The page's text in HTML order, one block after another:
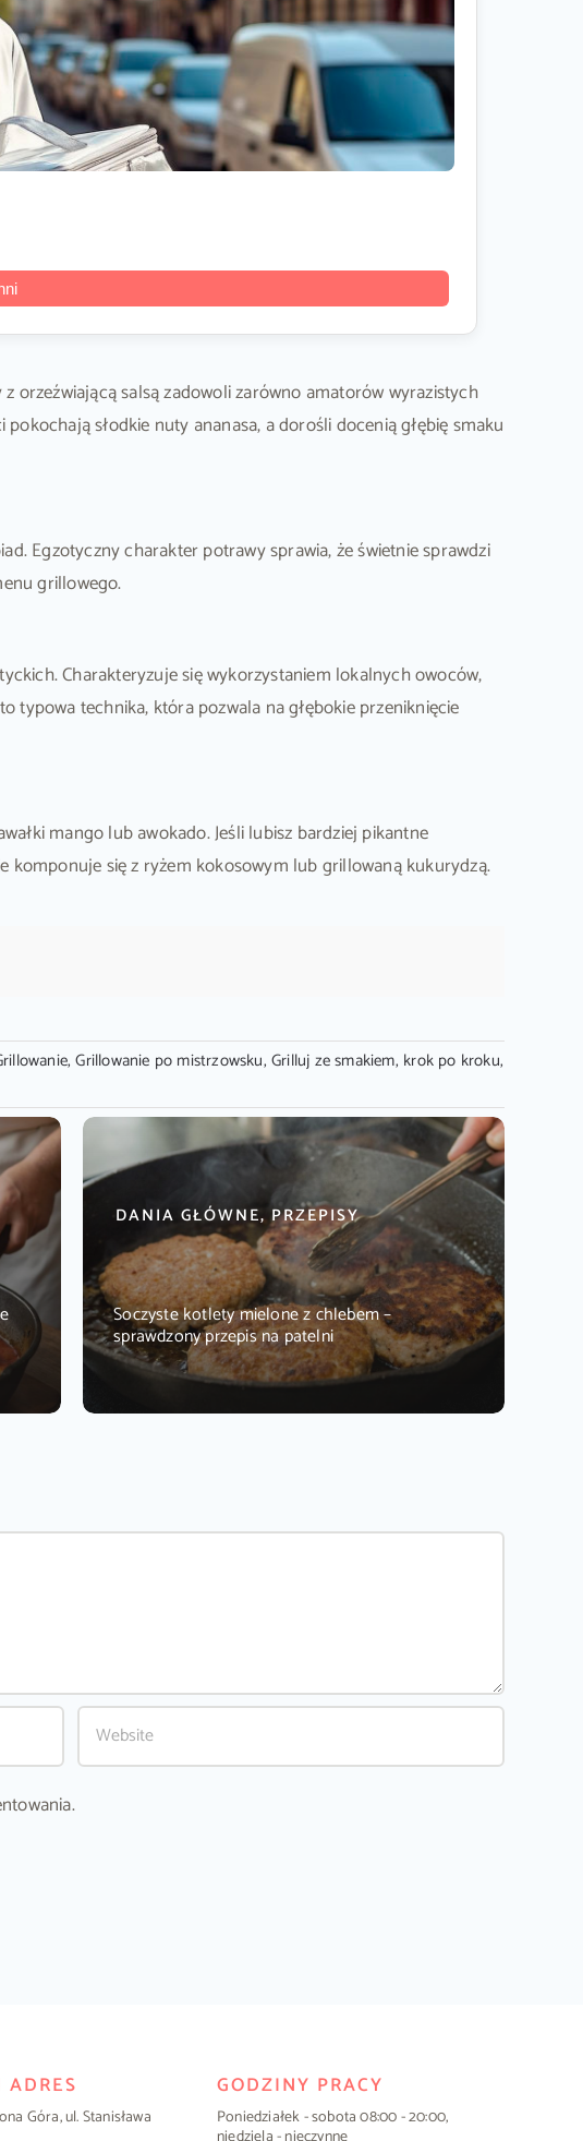
orzeźwiającą salsą zadowoli zarówno amatorów wyrazistych
słodkie nuty ananasa, a dorośli docenią głębię smaku
Egzotyczny charakter potrawy sprawia, że świetnie sprawdzi
grillowego.
Charakteryzuje się wykorzystaniem lokalnych owoców,
typowa technika, która pozwala na głębokie przeniknięcie
mango lub awokado. Jeśli lubisz bardziej pikantne
komponuje się z ryżem kokosowym lub grillowaną kukurydzą.
,Grillowanie po mistrzowsku,Grilluj ze smakiem, krok po kroku,
DANIA GŁÓWNE, PRZEPISY
Soczyste kotlety mielone z chlebem –
sprawdzony przepis na patelni
Góra, ul. Stanisława
GODZINY PRACY
Poniedziałek - sobota 08:00 - 20:00,